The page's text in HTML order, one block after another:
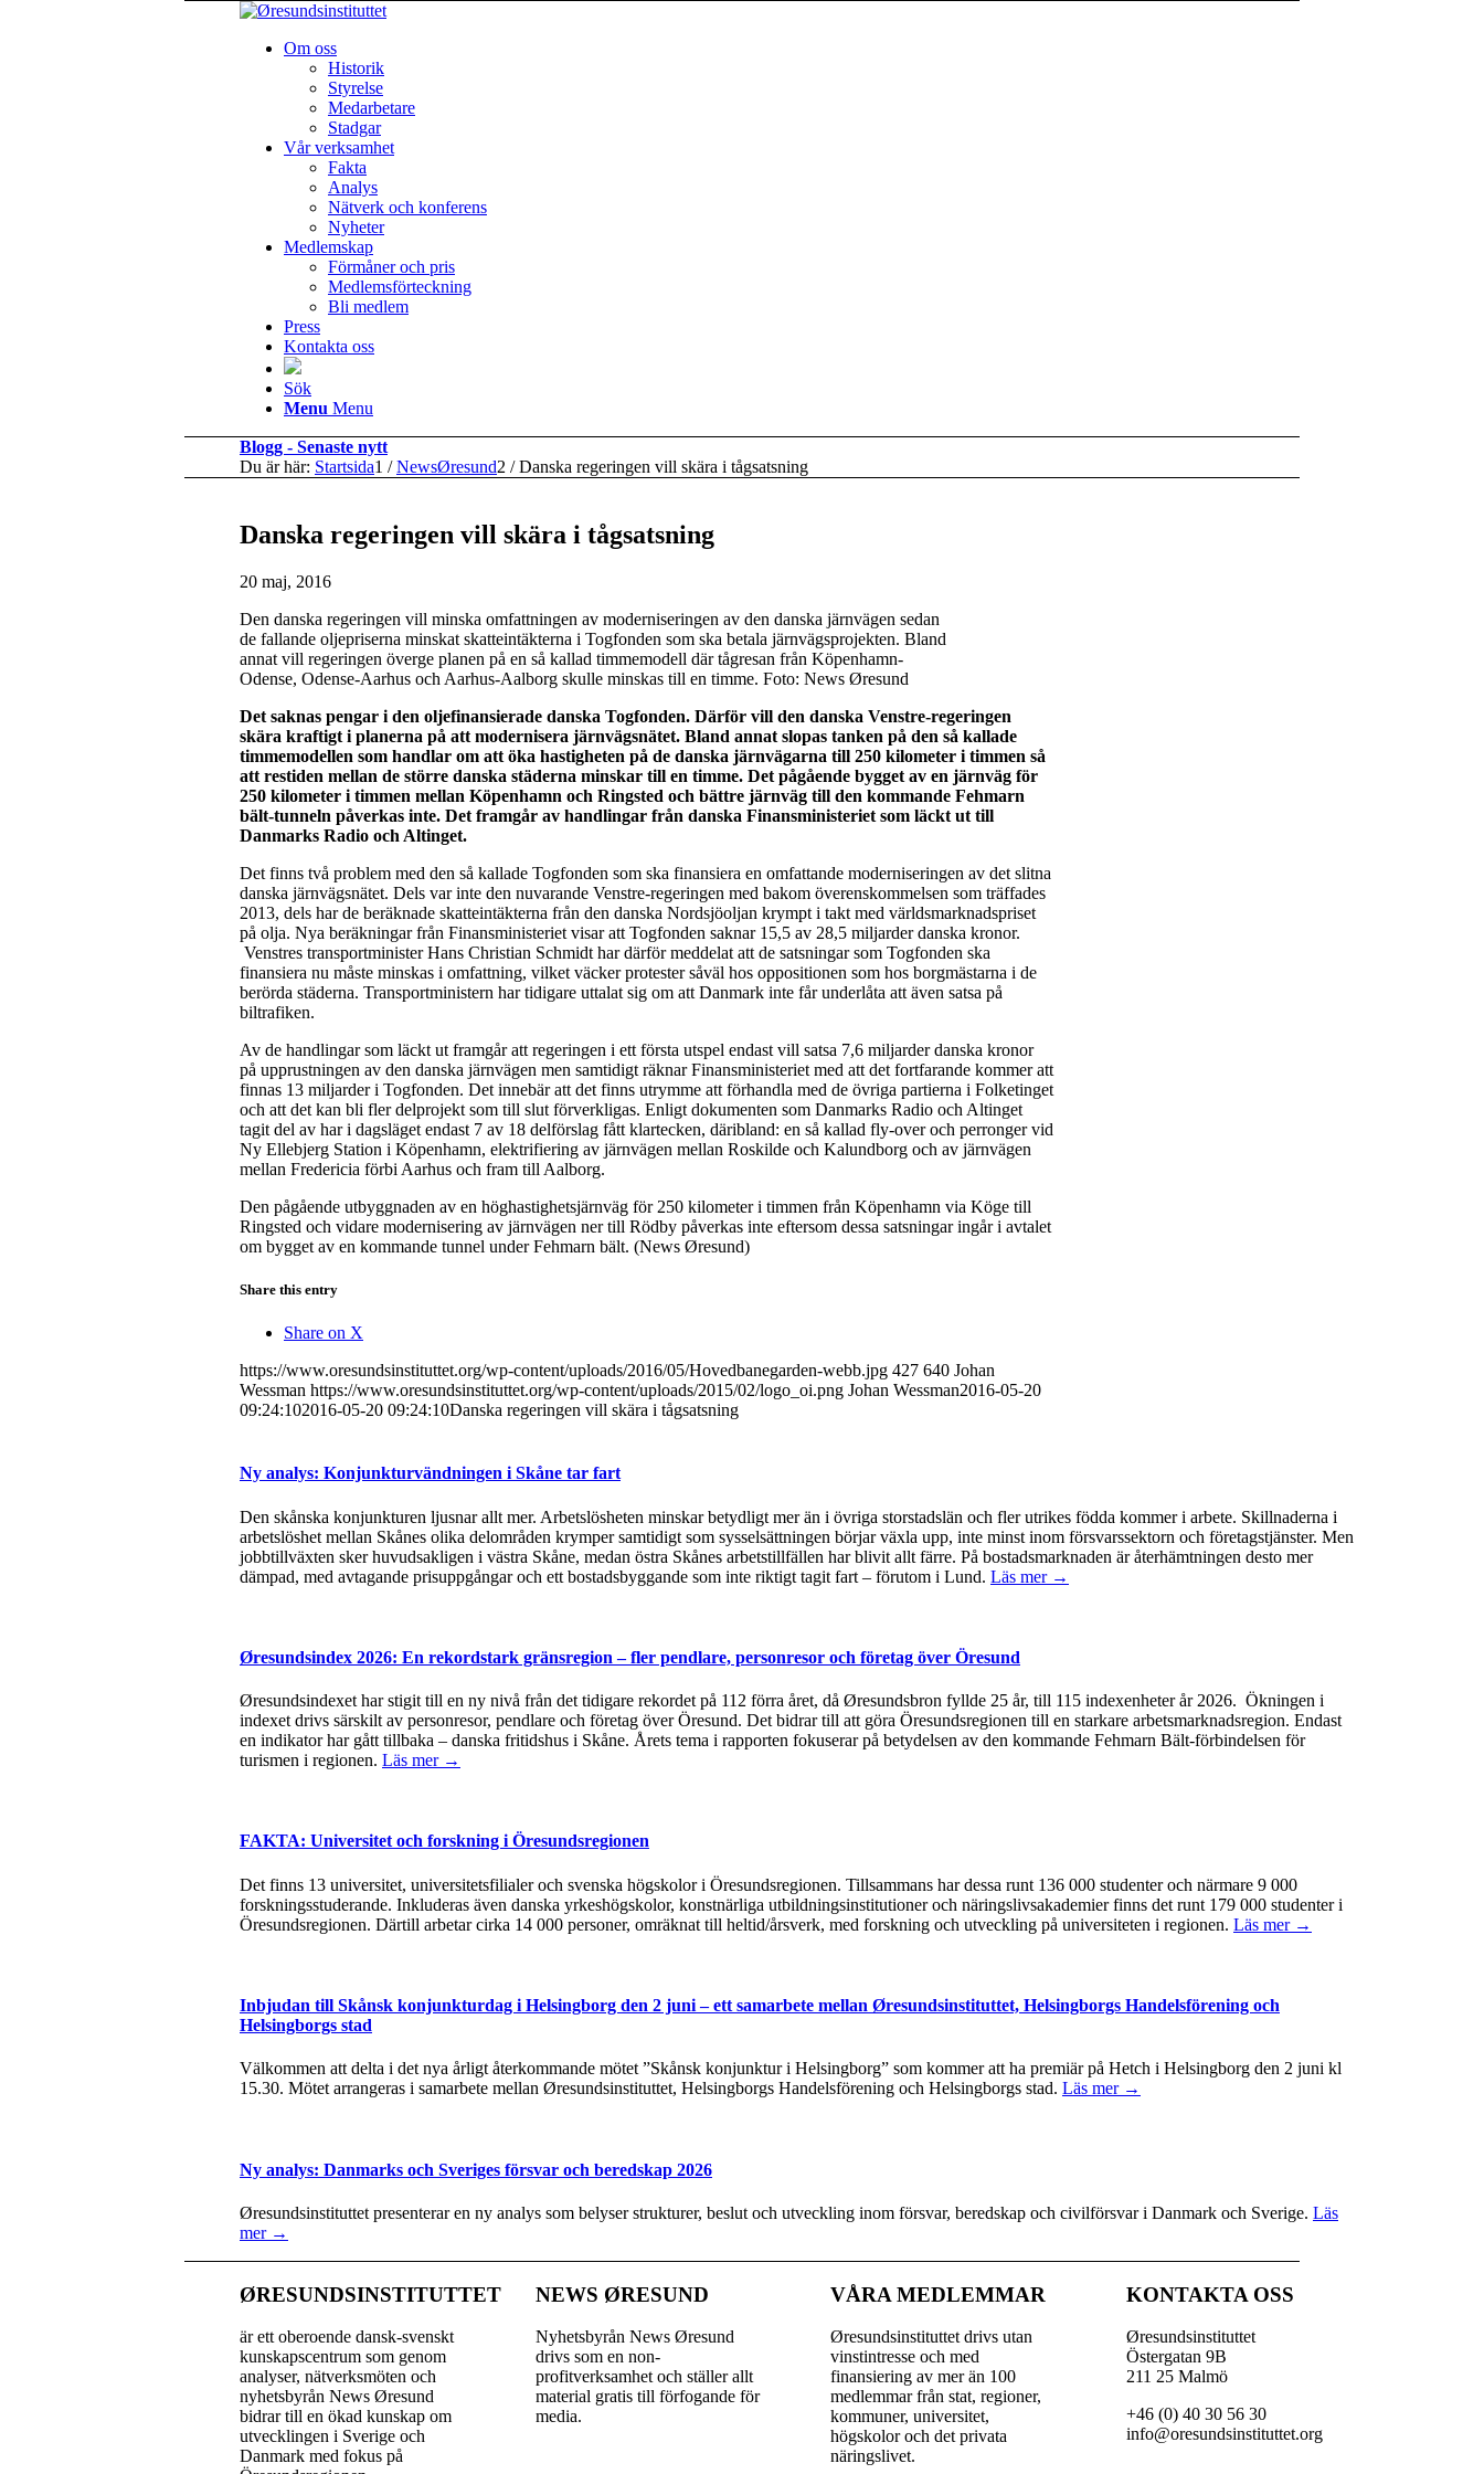
Om oss
Historik
Styrelse
Medarbetare
Stadgar
Vår verksamhet
Fakta
Analys
Nätverk och konferens
Nyheter
Medlemskap
Förmåner och pris
Medlemsförteckning
Bli medlem
Press
Kontakta oss
Sök
Menu Menu
Blogg - Senaste nytt
Du är här: Startsida1 / NewsØresund2 / Danska regeringen vill skära i tågsatsning
Danska regeringen vill skära i tågsatsning
20 maj, 2016
Den danska regeringen vill minska omfattningen av moderniseringen av den danska järnvägen sedan
de fallande oljepriserna minskat skatteintäkterna i Togfonden som ska betala järnvägsprojekten. Bland
annat vill regeringen överge planen på en så kallad timmemodell där tågresan från Köpenhamn-
Odense, Odense-Aarhus och Aarhus-Aalborg skulle minskas till en timme. Foto: News Øresund
Det saknas pengar i den oljefinansierade danska Togfonden. Därför vill den danska Venstre-regeringen
skära kraftigt i planerna på att modernisera järnvägsnätet. Bland annat slopas tanken på den så kallade
timmemodellen som handlar om att öka hastigheten på de danska järnvägarna till 250 kilometer i timmen så
att restiden mellan de större danska städerna minskar till en timme. Det pågående bygget av en järnväg för
250 kilometer i timmen mellan Köpenhamn och Ringsted och bättre järnväg till den kommande Fehmarn
bält-tunneln påverkas inte. Det framgår av handlingar från danska Finansministeriet som läckt ut till
Danmarks Radio och Altinget.
Det finns två problem med den så kallade Togfonden som ska finansiera en omfattande moderniseringen av det slitna
danska järnvägsnätet. Dels var inte den nuvarande Venstre-regeringen med bakom överenskommelsen som träffades
2013, dels har de beräknade skatteintäkterna från den danska Nordsjöoljan krympt i takt med världsmarknadspriset
på olja. Nya beräkningar från Finansministeriet visar att Togfonden saknar 15,5 av 28,5 miljarder danska kronor.
Venstres transportminister Hans Christian Schmidt har därför meddelat att de satsningar som Togfonden ska
finansiera nu måste minskas i omfattning, vilket väcker protester såväl hos oppositionen som hos borgmästarna i de
berörda städerna. Transportministern har tidigare uttalat sig om att Danmark inte får underlåta att även satsa på
biltrafiken.
Av de handlingar som läckt ut framgår att regeringen i ett första utspel endast vill satsa 7,6 miljarder danska kronor
på upprustningen av den danska järnvägen men samtidigt räknar Finansministeriet med att det fortfarande kommer att
finnas 13 miljarder i Togfonden. Det innebär att det finns utrymme att förhandla med de övriga partierna i Folketinget
och att det kan bli fler delprojekt som till slut förverkligas. Enligt dokumenten som Danmarks Radio och Altinget
tagit del av har i dagsläget endast 7 av 18 delförslag fått klartecken, däribland: en så kallad fly-over och perronger vid
Ny Ellebjerg Station i Köpenhamn, elektrifiering av järnvägen mellan Roskilde och Kalundborg och av järnvägen
mellan Fredericia förbi Aarhus och fram till Aalborg.
Den pågående utbyggnaden av en höghastighetsjärnväg för 250 kilometer i timmen från Köpenhamn via Köge till
Ringsted och vidare modernisering av järnvägen ner till Rödby påverkas inte eftersom dessa satsningar ingår i avtalet
om bygget av en kommande tunnel under Fehmarn bält. (News Øresund)
Share this entry
Share on X
https://www.oresundsinstituttet.org/wp-content/uploads/2016/05/Hovedbanegarden-webb.jpg 427 640 Johan
Wessman https://www.oresundsinstituttet.org/wp-content/uploads/2015/02/logo_oi.png Johan Wessman2016-05-20
09:24:102016-05-20 09:24:10Danska regeringen vill skära i tågsatsning
Ny analys: Konjunkturvändningen i Skåne tar fart
Den skånska konjunkturen ljusnar allt mer. Arbetslösheten minskar betydligt mer än i övriga storstadslän och fler utrikes födda kommer i arbete. Skillnaderna i
arbetslöshet mellan Skånes olika delområden krymper samtidigt som sysselsättningen börjar växla upp, inte minst inom försvarssektorn och företagstjänster. Men
jobbtillväxten sker huvudsakligen i västra Skåne, medan östra Skånes arbetstillfällen har blivit allt färre. På bostadsmarknaden är återhämtningen desto mer
dämpad, med avtagande prisuppgångar och ett bostadsbyggande som inte riktigt tagit fart – förutom i Lund. Läs mer →
Øresundsindex 2026: En rekordstark gränsregion – fler pendlare, personresor och företag över Öresund
Øresundsindexet har stigit till en ny nivå från det tidigare rekordet på 112 förra året, då Øresundsbron fyllde 25 år, till 115 indexenheter år 2026. Ökningen i
indexet drivs särskilt av personresor, pendlare och företag över Öresund. Det bidrar till att göra Öresundsregionen till en starkare arbetsmarknadsregion. Endast
en indikator har gått tillbaka – danska fritidshus i Skåne. Årets tema i rapporten fokuserar på betydelsen av den kommande Fehmarn Bält-förbindelsen för
turismen i regionen. Läs mer →
FAKTA: Universitet och forskning i Öresundsregionen
Det finns 13 universitet, universitetsfilialer och svenska högskolor i Öresundsregionen. Tillsammans har dessa runt 136 000 studenter och närmare 9 000
forskningsstuderande. Inkluderas även danska yrkeshögskolor, konstnärliga utbildningsinstitutioner och näringslivsakademier finns det runt 179 000 studenter i
Öresundsregionen. Därtill arbetar cirka 14 000 personer, omräknat till heltid/årsverk, med forskning och utveckling på universiteten i regionen. Läs mer →
Inbjudan till Skånsk konjunkturdag i Helsingborg den 2 juni – ett samarbete mellan Øresundsinstituttet, Helsingborgs Handelsförening och
Helsingborgs stad
Välkommen att delta i det nya årligt återkommande mötet ”Skånsk konjunktur i Helsingborg” som kommer att ha premiär på Hetch i Helsingborg den 2 juni kl
15.30. Mötet arrangeras i samarbete mellan Øresundsinstituttet, Helsingborgs Handelsförening och Helsingborgs stad. Läs mer →
Ny analys: Danmarks och Sveriges försvar och beredskap 2026
Øresundsinstituttet presenterar en ny analys som belyser strukturer, beslut och utveckling inom försvar, beredskap och civilförsvar i Danmark och Sverige. Läs
mer →
ØRESUNDSINSTITUTTET
är ett oberoende dansk-svenskt
kunskapscentrum som genom
analyser, nätverksmöten och
nyhetsbyrån News Øresund
bidrar till en ökad kunskap om
utvecklingen i Sverige och
Danmark med fokus på
NEWS ØRESUND
Nyhetsbyrån News Øresund
drivs som en non-
profitverksamhet och ställer allt
material gratis till förfogande för
media.
VÅRA MEDLEMMAR
Øresundsinstituttet drivs utan
vinst­intresse och med
finansiering av mer än 100
medlemmar från stat, regioner,
kommuner, universitet,
högskolor och det privata
näringslivet.
KONTAKTA OSS
Øresundsinstituttet
Östergatan 9B
211 25 Malmö
+46 (0) 40 30 56 30
info@oresundsinstituttet.org